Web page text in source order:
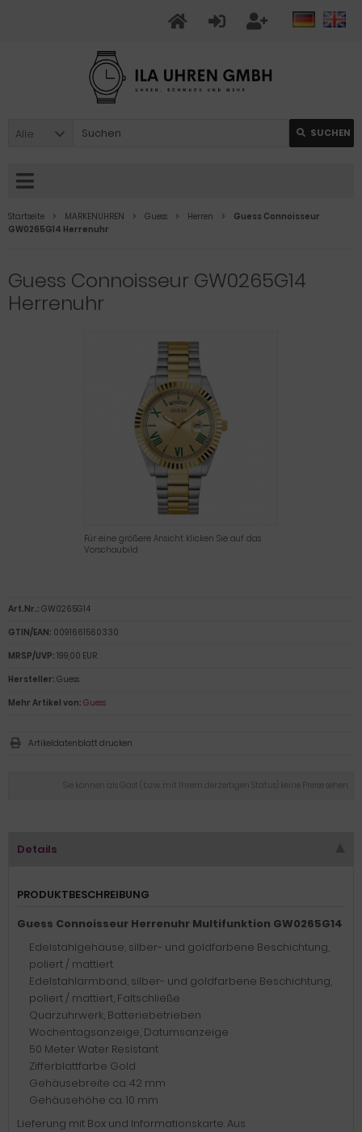
Alle SUCHEN
Startseite MARKENUHREN Guess Herren
Guess Connoisseur
GW0265G14 Herrenuhr
Guess Connoisseur GW0265G14
Herrenuhr
Für eine größere Ansicht klicken Sie auf das
Vorschaubild
Sie können als Gast (bzw. mit Ihrem derzeitigen Status) keine Preise sehen.
Art.Nr.: GW0265G14
GTIN/EAN: 0091661560330
MRSP/UVP: 199,00 EUR
Hersteller: Guess
Mehr Artikel von: Guess
Artikeldatenblatt drucken
Details
PRODUKTBESCHREIBUNG
Guess Connoisseur Herrenuhr Multifunktion GW0265G14
Edelstahlgehäuse, silber- und goldfarbene Beschichtung,
poliert / mattiert
Edelstahlarmband, silber- und goldfarbene Beschichtung,
poliert / mattiert, Faltschließe
Quarzuhrwerk, Batteriebetrieben
Wochentagsanzeige, Datumsanzeige
50 Meter Water Resistant
Zifferblattfarbe Gold
Gehäusebreite ca. 42 mm
Gehäusehöhe ca. 10 mm
Lieferung mit Box und Informationskarte. Aus